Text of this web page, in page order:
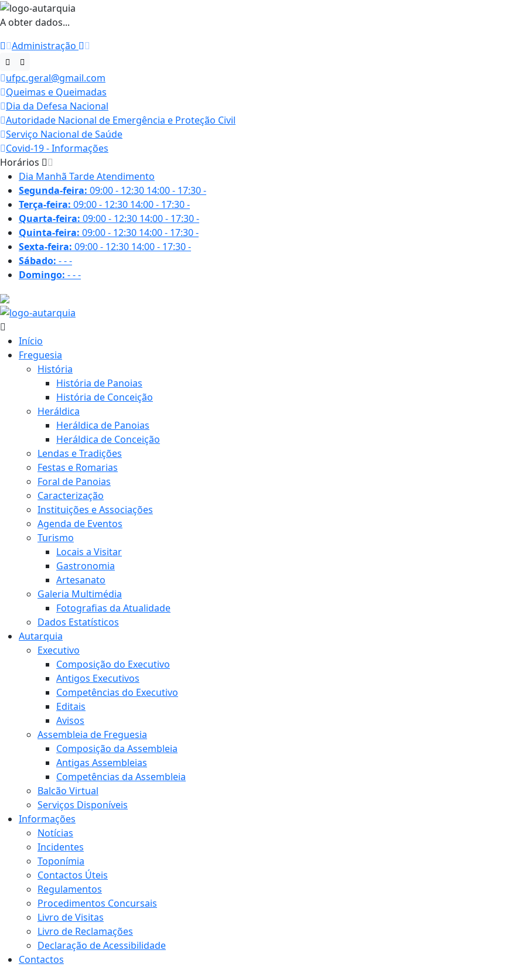
A obter dados...
Administração
ufpc.geral@gmail.com
Queimas e Queimadas
Dia da Defesa Nacional
Autoridade Nacional de Emergência e Proteção Civil
Serviço Nacional de Saúde
Covid-19 - Informações
Horários
Dia Manhã TardeAtendimento
Segunda-feira: 09:00 - 12:30 14:00 - 17:30-
Terça-feira: 09:00 - 12:30 14:00 - 17:30-
Quarta-feira: 09:00 - 12:30 14:00 - 17:30-
Quinta-feira: 09:00 - 12:30 14:00 - 17:30-
Sexta-feira: 09:00 - 12:30 14:00 - 17:30-
Sábado: ---
Domingo: ---
Início
Freguesia
História
História de Panoias
História de Conceição
Heráldica
Heráldica de Panoias
Heráldica de Conceição
Lendas e Tradições
Festas e Romarias
Foral de Panoias
Caracterização
Instituições e Associações
Agenda de Eventos
Turismo
Locais a Visitar
Gastronomia
Artesanato
Galeria Multimédia
Fotografias da Atualidade
Dados Estatísticos
Autarquia
Executivo
Composição do Executivo
Antigos Executivos
Competências do Executivo
Editais
Avisos
Assembleia de Freguesia
Composição da Assembleia
Antigas Assembleias
Competências da Assembleia
Balcão Virtual
Serviços Disponíveis
Informações
Notícias
Incidentes
Toponímia
Contactos Úteis
Regulamentos
Procedimentos Concursais
Livro de Visitas
Livro de Reclamações
Declaração de Acessibilidade
Contactos